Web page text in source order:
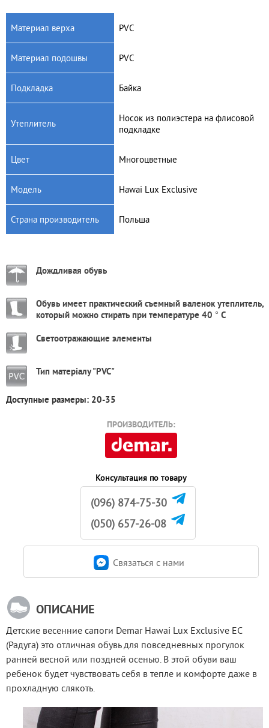
Материал верха PVC
Материал подошвы PVC
Подкладка Байка
Утеплитель
Носок из полиэстера на флисовой
подкладке
Цвет Многоцветные
Модель Hawai Lux Exclusive
Страна производитель Польша
Дождливая обувь
Обувь имеет практический съемный валенок утеплитель,
который можно стирать при температуре 40 ° С
Светоотражающие элементы
Тип матеріалу "PVC"
Доступные размеры: 20-35
ПРОИЗВОДИТЕЛЬ:
Консультация по товару
(096) 874-75-30
(050) 657-26-08
Связаться c нами
ОПИСАНИЕ
Детские весенние сапоги Demar Hawai Lux Exclusive EC
(Радуга) это отличная обувь для повседневных прогулок
ранней весной или поздней осенью. В этой обуви ваш
ребенок будет чувствовать себя в тепле и комфорте даже в
прохладную слякоть.